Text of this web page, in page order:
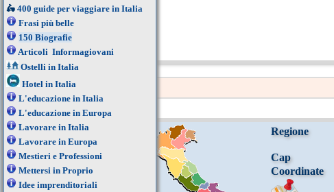
🛵 400 guide per viaggiare in Italia
Frasi più belle
150 Biografie
Articoli Informagiovani
Ostelli in Italia
Hotel in Italia
L'educazione in Italia
L'educazione in Europa
Lavorare in Italia
Lavorare in Europa
Mestieri e Professioni
Mettersi in Proprio
Idee imprenditoriali
Regione
Cap
Coordinate